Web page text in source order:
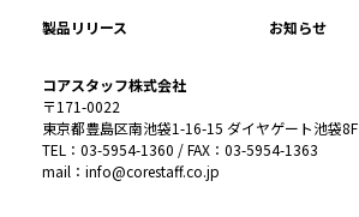
製品リリース
お知らせ
コアスタッフ株式会社
〒171-0022
東京都豊島区南池袋1-16-15 ダイヤゲート池袋8F
TEL：03-5954-1360 / FAX：03-5954-1363
mail：info@corestaff.co.jp